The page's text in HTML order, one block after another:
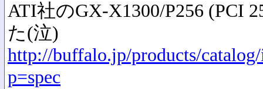
ATI社のGX-X1300/P256 (PCI
た(泣)
http://buffalo.jp/products/
p=spec